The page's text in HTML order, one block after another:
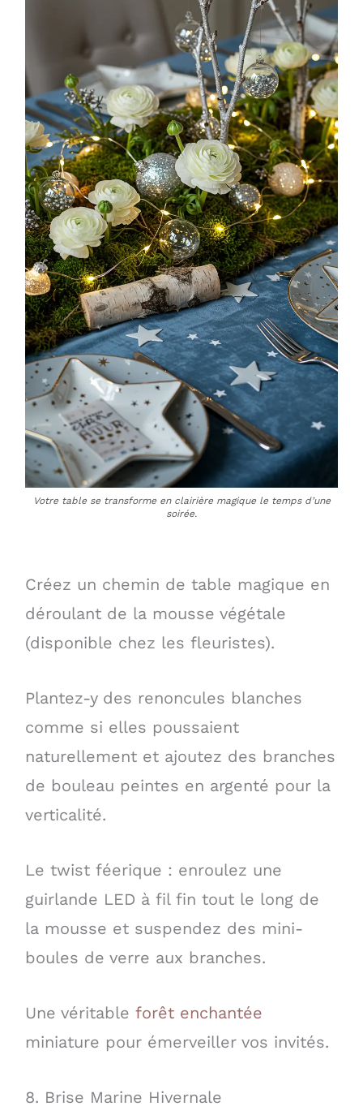
Votre table se transforme en clairière magique le temps d’une
soirée.
Créez un chemin de table magique en
déroulant de la mousse végétale
(disponible chez les fleuristes).
Plantez-y des renoncules blanches
comme si elles poussaient
naturellement et ajoutez des branches
de bouleau peintes en argenté pour la
verticalité.
Le twist féerique : enroulez une
guirlande LED à fil fin tout le long de
la mousse et suspendez des mini-
boules de verre aux branches.
Une véritable forêt enchantée
miniature pour émerveiller vos invités.
8. Brise Marine Hivernale